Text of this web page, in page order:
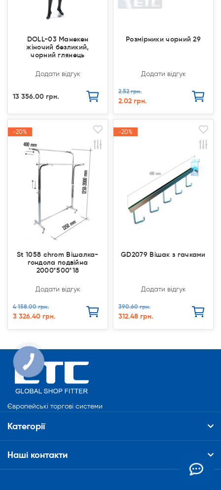
DOLL-03 Манекен
жіночий безликий,
чорний глянець
Додати відгук
13 356.00 грн.
Розмірники чорний 29
Додати відгук
2.52 грн.
2.02 грн.
-20%
Акція
-20%
Акція
St 1058 chrom Вішалка-
гондола подвійна
2000*500*18
Додати відгук
4 158.00 грн.
3 326.40 грн.
-20%
-20%
GD2079 Вішак з гачками
Додати відгук
390.60 грн.
312.48 грн.
Європейські торгові системи
Категорії
Наші контакти